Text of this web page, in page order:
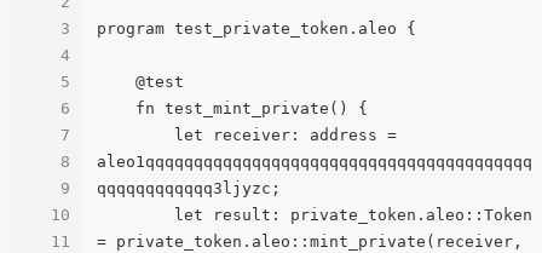
3
4
5
6
7
8
9
10
11
program test_private_token.aleo {
aleo1qqqqqqqqqqqqqqqqqqqqqqqqqqqqqqqqqqqqqqqq
qqqqqqqqqqqq3ljyzc;
= private_token.aleo::mint_private(receiver,